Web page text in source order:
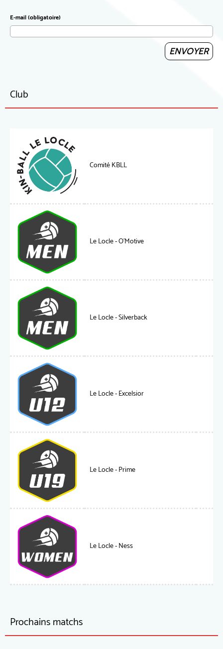
E-mail (obligatoire)
Club
Comité KBLL
Le Locle - O'Motive
Le Locle - Silverback
Le Locle - Excelsior
Le Locle - Prime
Le Locle - Ness
Prochains matchs